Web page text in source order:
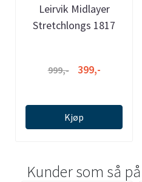
Leirvik Midlayer
Stretchlongs 1817
999,- 399,-
Kjøp
Kunder som så